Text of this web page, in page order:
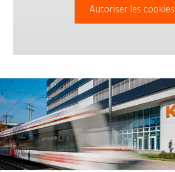
Autoriser les cookies